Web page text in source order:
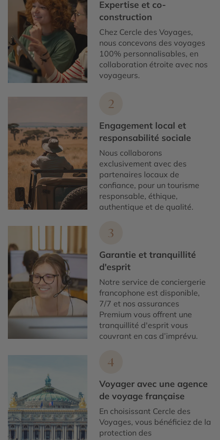
Expertise et co-
construction
Chez Cercle des Voyages,
nous concevons des voyages
100% personnalisables, en
collaboration étroite avec nos
voyageurs.
2
Engagement local et
responsabilité sociale
Nous collaborons
exclusivement avec des
partenaires locaux de
confiance, pour un tourisme
responsable, éthique,
authentique et de qualité.
3
Garantie et tranquillité
d'esprit
Notre service de conciergerie
francophone est disponible,
7/7 et nos assurances
Premium vous offrent une
tranquillité d'esprit vous
couvrant en cas d’imprévu.
4
Voyager avec une agence
de voyage française
En choisissant Cercle des
Voyages, vous bénéficiez de la
protection des